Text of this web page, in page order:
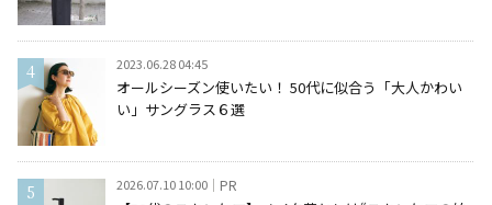
2023.06.28 04:45
オールシーズン使いたい！ 50代に似合う「大人かわい
い」サングラス６選
2026.07.10 10:00 PR